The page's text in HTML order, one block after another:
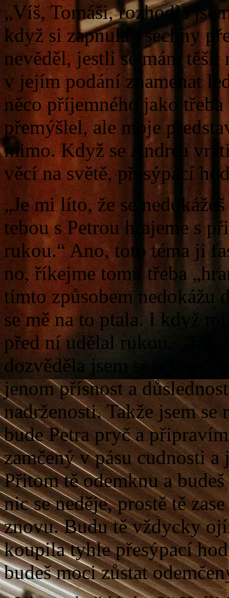
„Víš, Tomáši, rozhodla
když si zapnula všechny
nevěděl, jestli se mám těšit
v jejím podání znamenat
něco příjemného jako
přemýšlel, ale moje
mimo. Když se Andrea
věcí na světě, přesýpací
„Je mi líto, že se
tebou s Petrou hrajeme s
rukou.“ Ano, toto téma ji
no, říkejme tomu třeba
tímto způsobem nedokážu
se mě na to ptala. I když
před ní udělal rukou. „Tak
dozvěděla jsem se o tom,
jenom přísnost a
nadrženosti. Takže jsem
bude Petra pryč a
zamčený v pásu cudnosti
Přitom tě odemknu a
nic se neděje, prostě tě
znovu. Budu tě vždycky
koupila tyhle přesýpací
budeš moci zůstat